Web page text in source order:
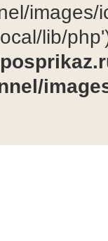
images/
lib/